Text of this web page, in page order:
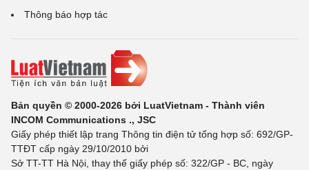
Thông báo hợp tác
Bản quyền © 2000-2026 bởi LuatVietnam - Thành viên
INCOM Communications ., JSC
Giấy phép thiết lập trang Thông tin điện tử tổng hợp số: 692/GP-
TTĐT cấp ngày 29/10/2010 bởi
Sở TT-TT Hà Nội, thay thế giấy phép số: 322/GP - BC, ngày